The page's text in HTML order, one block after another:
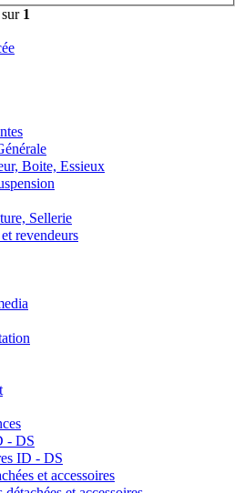
sur 1
Boite, Essieux
Sellerie
revendeurs
- DS
ID - DS
et accessoires